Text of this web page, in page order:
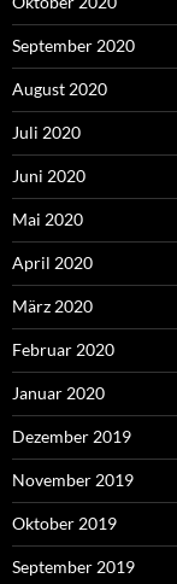
September 2020
August 2020
Juli 2020
Juni 2020
Mai 2020
April 2020
März 2020
Februar 2020
Januar 2020
Dezember 2019
November 2019
Oktober 2019
September 2019